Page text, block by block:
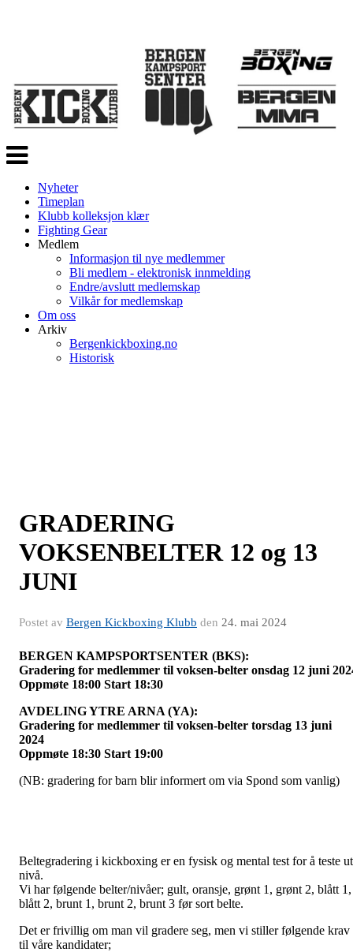
Veksle
navigasjon
Nyheter
Timeplan
Klubb kolleksjon klær
Fighting Gear
Medlem
Informasjon til nye medlemmer
Bli medlem - elektronisk innmelding
Endre/avslutt medlemskap
Vilkår for medlemskap
Om oss
Arkiv
Bergenkickboxing.no
Historisk
GRADERING
VOKSENBELTER 12 og 13
JUNI
Postet av Bergen Kickboxing Klubb den 24. mai 2024
BERGEN KAMPSPORTSENTER (BKS):
Gradering for medlemmer til voksen-belter onsdag 12 juni
Oppmøte 18:00 Start 18:30
AVDELING YTRE ARNA (YA):
Gradering for medlemmer til voksen-belter torsdag 13 juni
2024
Oppmøte 18:30 Start 19:00
(NB: gradering for barn blir informert om via Spond som vanlig)
Beltegradering i kickboxing er en fysisk og mental test for å teste ut
nivå.
Vi har følgende belter/nivåer; gult, oransje, grønt 1, grønt 2, blått 1,
blått 2, brunt 1, brunt 2, brunt 3 før sort belte.
Det er frivillig om man vil gradere seg, men vi stiller følgende krav
til våre kandidater;